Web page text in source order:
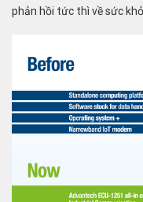
phản hồi tức thì về sức